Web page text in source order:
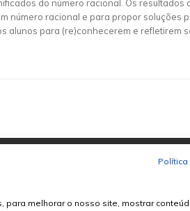
do número racional. Os
número racional e para propor
para (re)conhecerem e refletirem
melhorar o nosso site, mostrar